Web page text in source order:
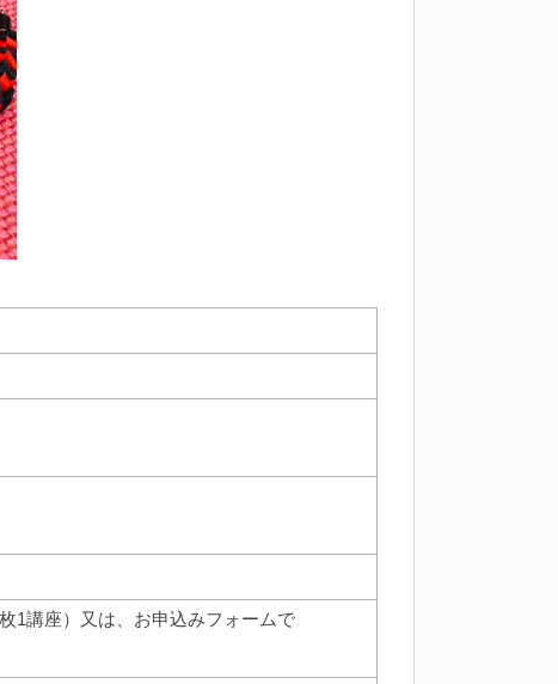
1講座）又は、お申込みフォームで